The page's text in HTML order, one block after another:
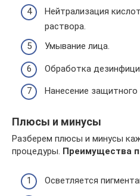
Нейтрализация
раствора.
Умывание лица.
Обработка
Нанесение защитного
Плюсы и минусы
Разберем плюсы и минусы
процедуры. Преимущества
Осветляется